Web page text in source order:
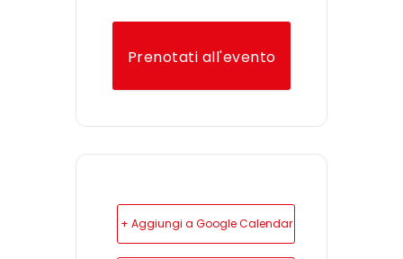
Prenotati all'evento
+ Aggiungi a Google Calendar